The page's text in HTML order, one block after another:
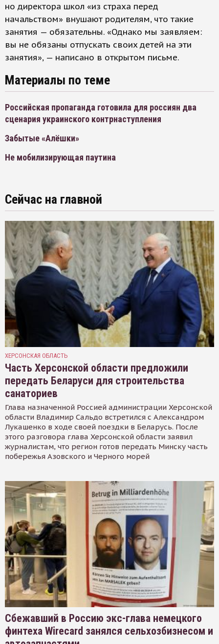
но директора школ «из страха перед
начальством» внушают родителям, что такие
занятия — обязательны. «Однако мы заявляем:
вы не обязаны отпускать своиx детей на эти
занятия», — написано в открытом письме.
Материалы по теме
Российская пропаганда готовила для россиян два
сценария украинского контрнаступления
Забытые «Алёшки»
Не мобилизирующая паутина
Сейчас на главной
ХЕРСОНСКАЯ ОБЛАСТЬ
Часть Херсонской области предложили
передать Беларуси для строительства
санаториев
Глава назначенной Россией администрации Херсонской
области Владимир Сальдо встретился с Александром
Лукашенко в ходе своей поездки в Беларусь. После
этого разговора глава Херсонской области заявил
журналистам, что регион готов передать Минску часть
побережья Азовского и Черного морей
Сбежавший в Россию экс-глава немецкого
финтеха Wirecard занялся сельхозбизнесом и